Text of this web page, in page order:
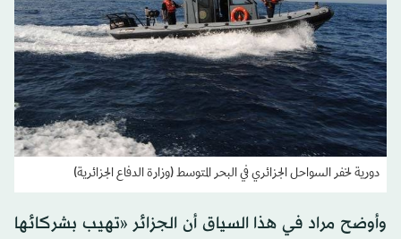
دورية لخفر السواحل الجزائري في البحر المتوسط (وزارة الدفاع الجزائرية)
وأوضح مراد في هذا السياق أن الجزائر «تهيب بشركائها